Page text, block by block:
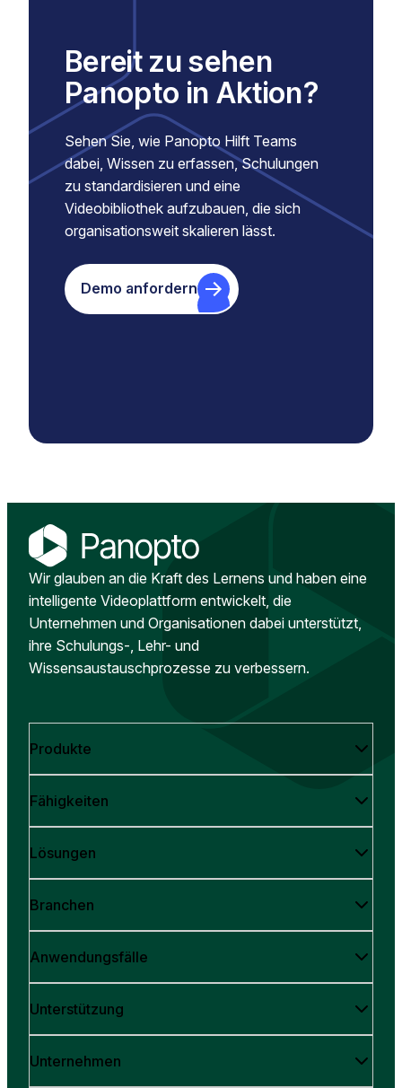
Bereit zu sehen
Panopto in Aktion?
Sehen Sie, wie Panopto Hilft Teams
dabei, Wissen zu erfassen, Schulungen
zu standardisieren und eine
Videobibliothek aufzubauen, die sich
organisationsweit skalieren lässt.
Demo anfordern
Wir glauben an die Kraft des Lernens und haben eine
intelligente Videoplattform entwickelt, die
Unternehmen und Organisationen dabei unterstützt,
ihre Schulungs-, Lehr- und
Wissensaustauschprozesse zu verbessern.
Produkte
Fähigkeiten
Lösungen
Branchen
Anwendungsfälle
Unterstützung
Unternehmen